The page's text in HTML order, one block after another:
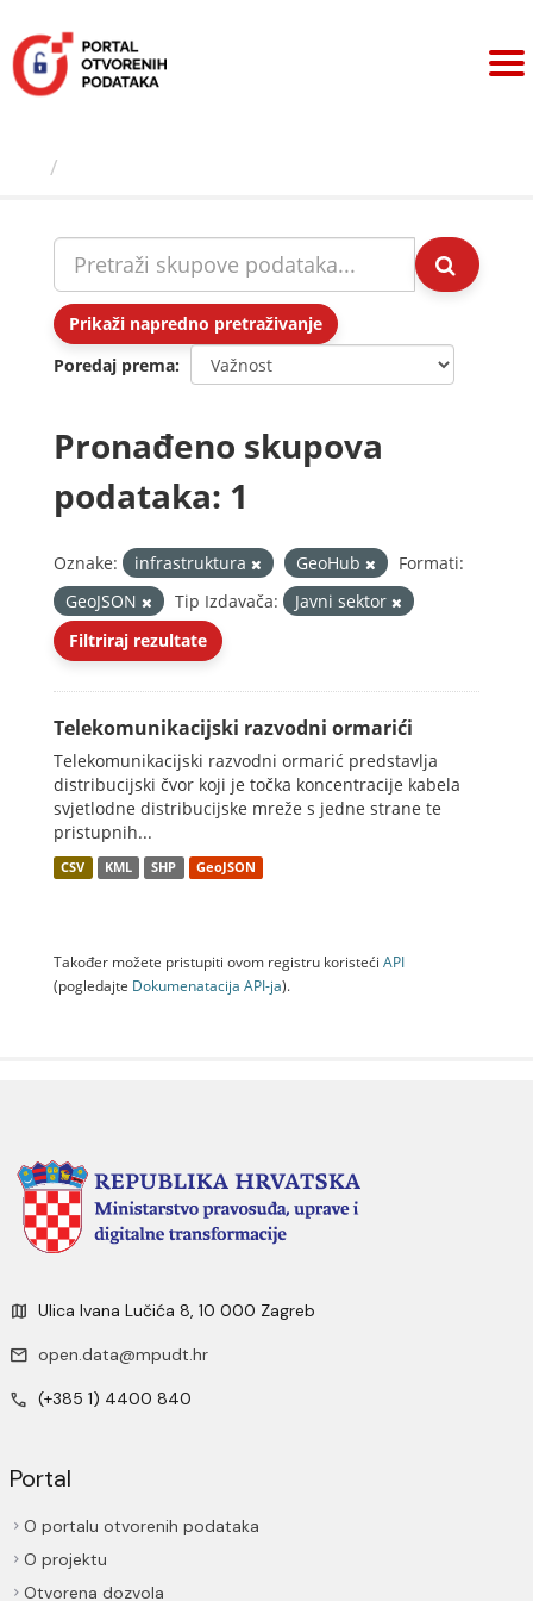
sadržaj
Prikaži napredno pretraživanje
Poredaj prema
Pronađeno skupova
podataka: 1
Oznake: infrastruktura GeoHub
Formati:
GeoJSON
Tip Izdavača:
Javni sektor
Filtriraj rezultate
Telekomunikacijski razvodni ormarići
Telekomunikacijski razvodni ormarić predstavlja
distribucijski čvor koji je točka koncentracije kabela
svjetlodne distribucijske mreže s jedne strane te
pristupnih...
CSV KML SHP GeoJSON
Također možete pristupiti ovom registru koristeći API
(pogledajte Dokumenаtаcijа API-jа).